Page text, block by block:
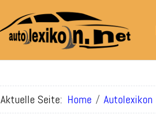
Aktuelle Seite: Home Autolexikon